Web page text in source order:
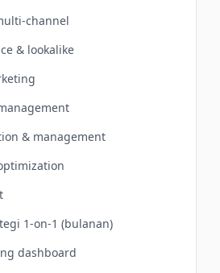
channel
& lookalike
& management
1-on-1 (bulanan)
dashboard